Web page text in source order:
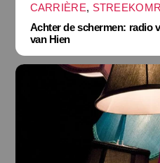
CARRIÈRE,
Achter de schermen: radio
van Hien